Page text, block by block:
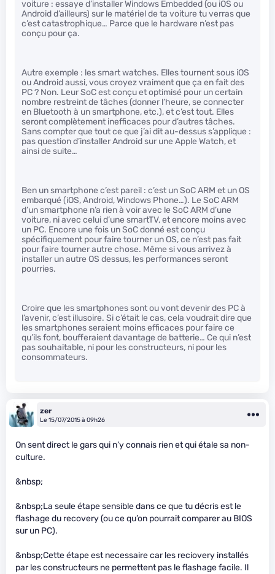
voiture : essaye d’installer Windows Embedded (ou iOS ou
Android d’ailleurs) sur le matériel de ta voiture tu verras que
c’est catastrophique… Parce que le hardware n’est pas
conçu pour ça.
Autre exemple : les smart watches. Elles tournent sous iOS
ou Android aussi, vous croyez vraiment que ça en fait des
PC ? Non. Leur SoC est conçu et optimisé pour un certain
nombre restreint de tâches (donner l’heure, se connecter
en Bluetooth à un smartphone, etc.), et c’est tout. Elles
seront complètement inefficaces pour d’autres tâches.
Sans compter que tout ce que j’ai dit au-dessus s’applique :
pas question d’installer Android sur une Apple Watch, et
ainsi de suite…
Ben un smartphone c’est pareil : c’est un SoC ARM et un OS
embarqué (iOS, Android, Windows Phone…). Le SoC ARM
d’un smartphone n’a rien à voir avec le SoC ARM d’une
voiture, ni avec celui d’une smartTV, et encore moins avec
un PC. Encore une fois un SoC donné est conçu
spécifiquement pour faire tourner un OS, ce n’est pas fait
pour faire tourner autre chose. Même si vous arrivez à
installer un autre OS dessus, les performances seront
pourries.
Croire que les smartphones sont ou vont devenir des PC à
l’avenir, c’est illusoire. Si c’était le cas, cela voudrait dire que
les smartphones seraient moins efficaces pour faire ce
qu’ils font, boufferaient davantage de batterie… Ce qui n’est
pas souhaitable, ni pour les constructeurs, ni pour les
consommateurs.
zer
Le 15/07/2015 à 09h26
On sent direct le gars qui n’y connais rien et qui étale sa non-
culture.
&nbsp;
&nbsp;La seule étape sensible dans ce que tu décris est le
flashage du recovery (ou ce qu’on pourrait comparer au BIOS
sur un PC).
&nbsp;Cette étape est necessaire car les reciovery installés
par les constructeurs ne permettent pas le flashage facile. Il